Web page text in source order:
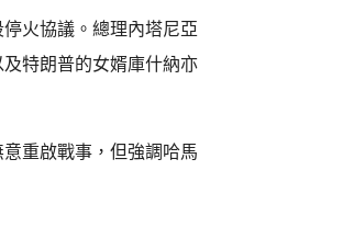
火協議。總理內塔尼亞
特朗普的女婿庫什納亦
重啟戰事，但強調哈馬